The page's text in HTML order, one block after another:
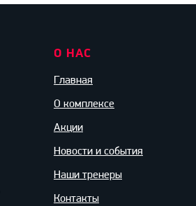
О НАС
Главная
О комплексе
Акции
Новости и события
Наши тренеры
Контакты